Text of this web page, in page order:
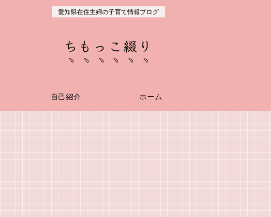
愛知県在住主婦の子育て情報ブログ
ちもっこ綴り
自己紹介 ホーム